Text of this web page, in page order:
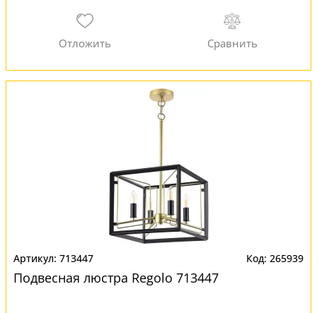
713447 265939
Подвесная люстра Regolo 713447